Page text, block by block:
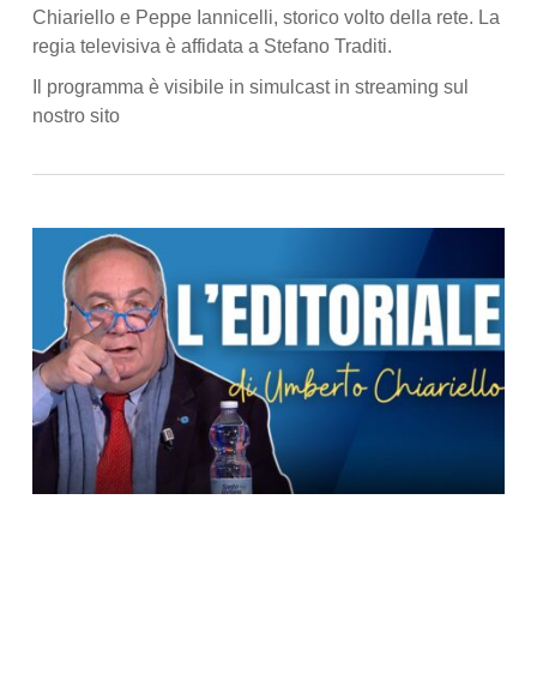
Chiariello e Peppe Iannicelli, storico volto della rete. La
regia televisiva è affidata a Stefano Traditi.
Il programma è visibile in simulcast in streaming sul
nostro sito